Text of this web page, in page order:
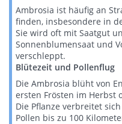
Ambrosia ist häufig an
finden, insbesondere in
Sie wird oft mit Saatgut
Sonnenblumensaat und
verschleppt​​​​.
Blütezeit und Pollenflug
Die Ambrosia blüht von
ersten Frösten im Herbst
Die Pflanze verbreitet
Pollen bis zu 100